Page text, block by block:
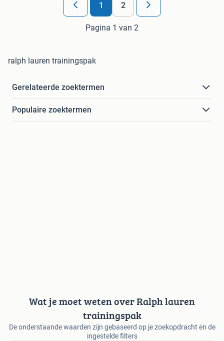
1 2
Pagina 1 van 2
ralph lauren trainingspak
Gerelateerde zoektermen
Populaire zoektermen
Wat je moet weten over Ralph lauren
trainingspak
De onderstaande waarden zijn gebaseerd op je zoekopdracht en de
ingestelde filters